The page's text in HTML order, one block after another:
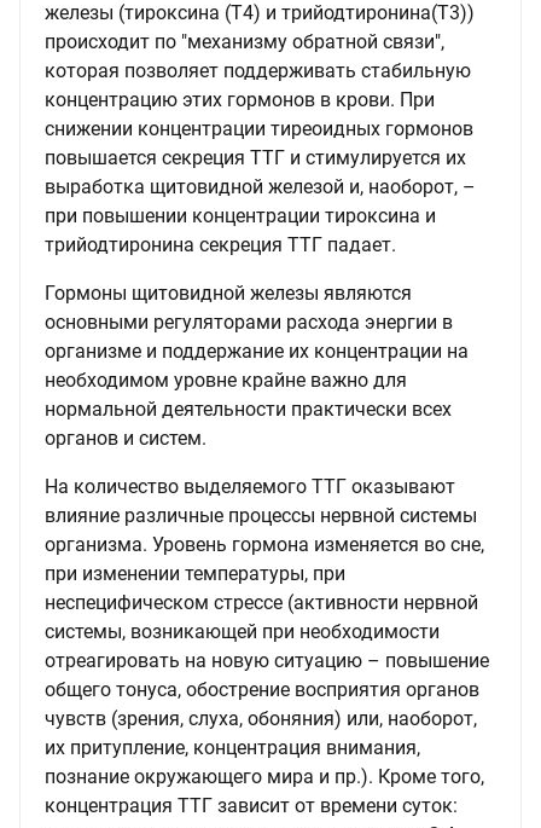
железы (тироксина (Т4) и трийодтиронина(Т3))
происходит по "механизму обратной связи",
которая позволяет поддерживать стабильную
концентрацию этих гормонов в крови. При
снижении концентрации тиреоидных гормонов
повышается секреция ТТГ и стимулируется их
выработка щитовидной железой и, наоборот, –
при повышении концентрации тироксина и
трийодтиронина секреция ТТГ падает.
Гормоны щитовидной железы являются
основными регуляторами расхода энергии в
организме и поддержание их концентрации на
необходимом уровне крайне важно для
нормальной деятельности практически всех
органов и систем.
На количество выделяемого ТТГ оказывают
влияние различные процессы нервной системы
организма. Уровень гормона изменяется во сне,
при изменении температуры, при
неспецифическом стрессе (активности нервной
системы, возникающей при необходимости
отреагировать на новую ситуацию – повышение
общего тонуса, обострение восприятия органов
чувств (зрения, слуха, обоняния) или, наоборот,
их притупление, концентрация внимания,
познание окружающего мира и пр.). Кроме того,
концентрация ТТГ зависит от времени суток: